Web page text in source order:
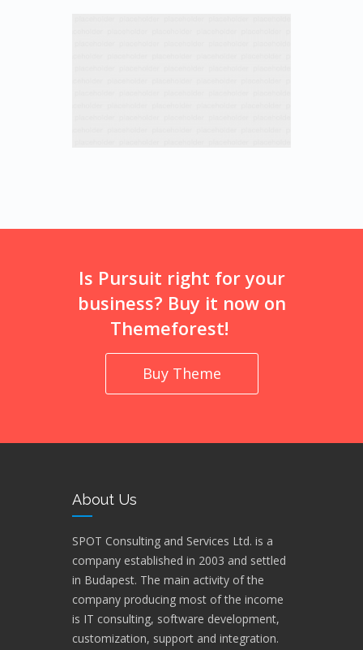
Is Pursuit right for your
business? Buy it now on
Themeforest!
Buy Theme
About Us
SPOT Consulting and Services Ltd. is a
company established in 2003 and settled
in Budapest. The main activity of the
company producing most of the income
is IT consulting, software development,
customization, support and integration.